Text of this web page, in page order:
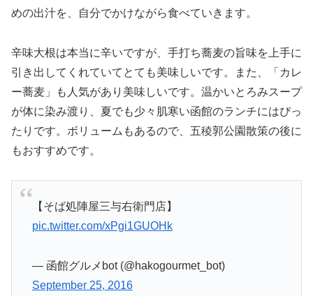
めの出汁を、自分でかけながら食べていきます。
辛味大根は本当に辛いですが、手打ち蕎麦の旨味を上手に
引き出してくれていてとても美味しいです。また、「カレ
ー蕎麦」も人気があり美味しいです。温かいとろみスープ
が体に染み渡り、夏でも少々肌寒い函館のランチにはぴっ
たりです。ボリュームもあるので、五稜郭公園散策の後に
もおすすめです。
【そば処陣屋三与右衛門店】
pic.twitter.com/xPgi1GUOHk
— 函館グルメbot (@hakogourmet_bot)
September 25, 2016